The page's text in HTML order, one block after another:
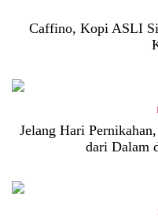
Caffino, Kopi ASLI
Jelang Hari
dari Dalam